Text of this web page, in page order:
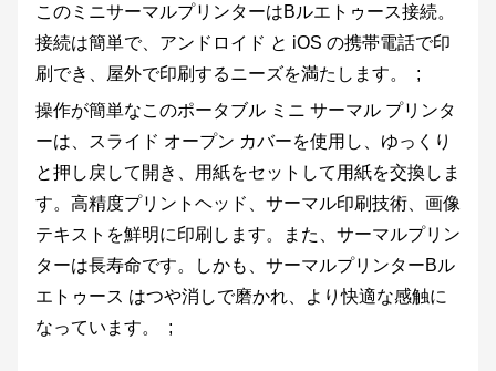
このミニサーマルプリンターはBルエトゥース接続。
接続は簡単で、アンドロイド と iOS の携帯電話で印
刷でき、屋外で印刷するニーズを満たします。 ;
操作が簡単なこのポータブル ミニ サーマル プリンタ
ーは、スライド オープン カバーを使用し、ゆっくり
と押し戻して開き、用紙をセットして用紙を交換しま
す。高精度プリントヘッド、サーマル印刷技術、画像
テキストを鮮明に印刷します。また、サーマルプリン
ターは長寿命です。しかも、サーマルプリンターBル
エトゥース はつや消しで磨かれ、より快適な感触に
なっています。 ;